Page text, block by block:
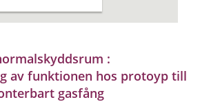
:
av funktionen hos protoyp till
gasfång